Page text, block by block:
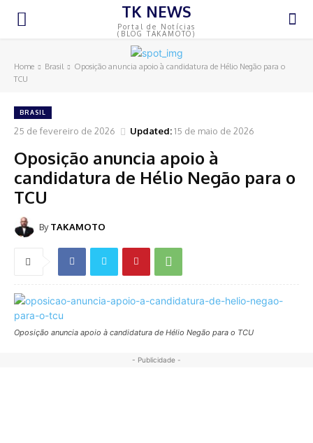
TK NEWS
Portal de Notícias
(BLOG TAKAMOTO)
Home Brasil
Oposição anuncia apoio à candidatura de Hélio Negão para o
TCU
BRASIL
25 de fevereiro de 2026 Updated:15 de maio de 2026
Oposição anuncia apoio à
candidatura de Hélio Negão para o
TCU
By TAKAMOTO
Oposição anuncia apoio à candidatura de Hélio Negão para o TCU
- Publicidade -